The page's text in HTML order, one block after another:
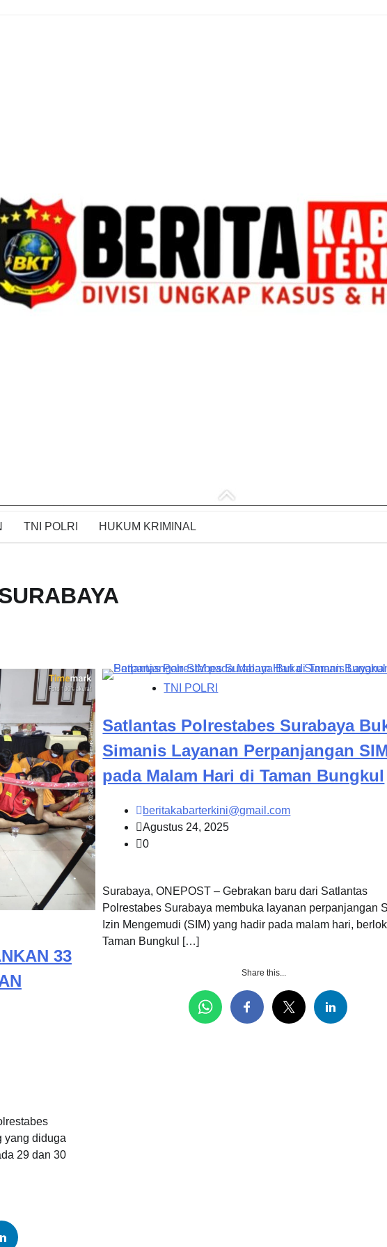
TNI POLRI HUKUM KRIMINAL
33
yang diduga
29 dan 30
TNI POLRI
Satlantas Polrestabes Surabaya
Simanis Layanan Perpanjangan
pada Malam Hari di Taman Bungkul
beritakabarterkini@gmail.com
Agustus 24, 2025
0
Surabaya, ONEPOST – Gebrakan baru dari Satlantas
Polrestabes Surabaya membuka layanan perpanjangan
Izin Mengemudi (SIM) yang hadir pada malam hari,
Taman Bungkul […]
Share this...